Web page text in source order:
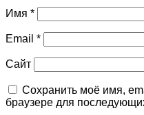
Имя *
Email *
Сайт
Сохранить моё имя,
браузере для